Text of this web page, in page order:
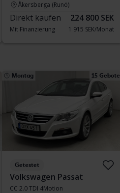
Åkersberga (Runö)
Direkt kaufen 224 800 SEK
Mit Finanzierung 1 915 SEK/Monat
Montag 15 Gebote
Getestet
Volkswagen Passat
CC 2.0 TDI 4Motion